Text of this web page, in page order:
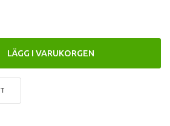
LÄGG I VARUKORGEN